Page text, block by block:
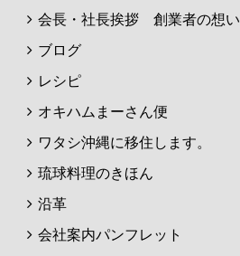
会長・社長挨拶 創業者の想い
ブログ
レシピ
オキハムまーさん便
ワタシ沖縄に移住します。
琉球料理のきほん
沿革
会社案内パンフレット